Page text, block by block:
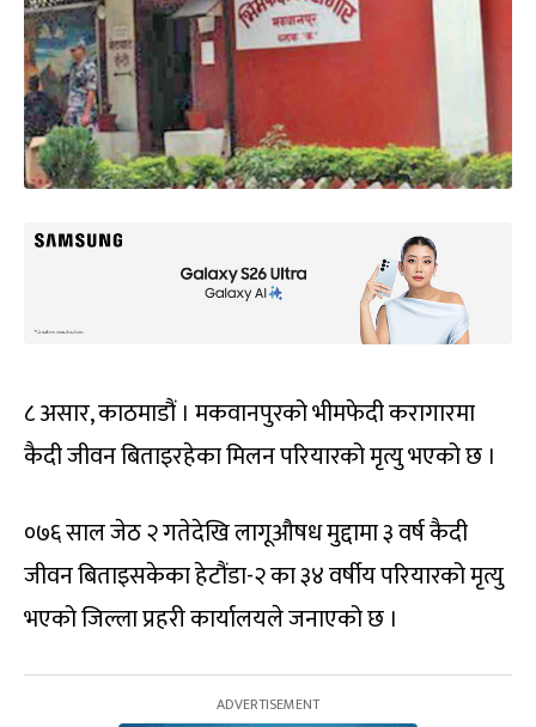
८ असार, काठमाडौं । मकवानपुरको भीमफेदी करागारमा
कैदी जीवन बिताइरहेका मिलन परियारको मृत्यु भएको छ ।
०७६ साल जेठ २ गतेदेखि लागूऔषध मुद्दामा ३ वर्ष कैदी
जीवन बिताइसकेका हेटौंडा-२ का ३४ वर्षीय परियारको मृत्यु
भएको जिल्ला प्रहरी कार्यालयले जनाएको छ ।